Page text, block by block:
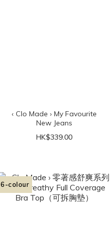
‹ Clo Made › My Favourite
New Jeans
HK$339.00
6-colour